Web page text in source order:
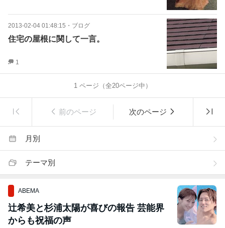
2013-02-04 01:48:15 ・ ブログ
住宅の屋根に関して一言。
1
1ページ（全20ページ中）
前のページ 次のページ
月別
テーマ別
ABEMA
辻希美と杉浦太陽が喜びの報告 芸能界
からも祝福の声